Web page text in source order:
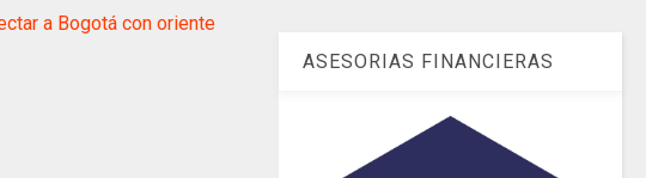
a Bogotá con oriente
ASESORIAS FINANCIERAS